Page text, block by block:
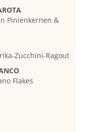
Pinienkernen &
Zucchini-Ragout
Flakes